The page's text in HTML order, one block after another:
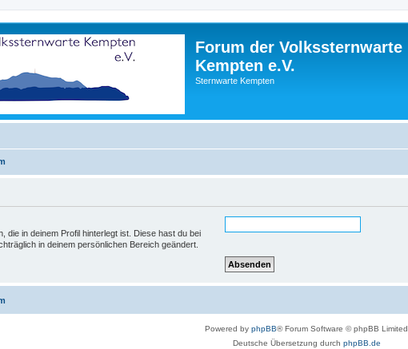
Forum der Volkssternwarte
Kempten e.V.
Sternwarte Kempten
die in deinem Profil hinterlegt ist. Diese hast du bei
in deinem persönlichen Bereich geändert.
Powered by phpBB® Forum Software © phpBB Limited
Deutsche Übersetzung durch phpBB.de